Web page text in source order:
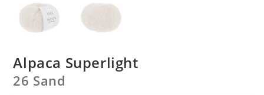
Alpaca Superlight
26 Sand